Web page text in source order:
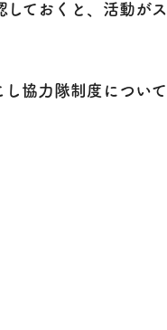
ておくと、活動が
協力隊制度につい